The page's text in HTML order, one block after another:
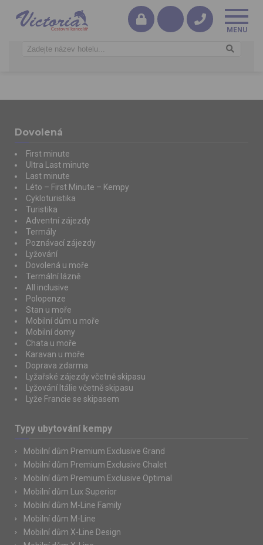
Dovolená
First minute
Ultra Last minute
Last minute
Léto – First Minute – Kempy
Cykloturistika
Turistika
Adventní zájezdy
Termály
Poznávací zájezdy
Lyžování
Dovolená u moře
Termální lázně
All inclusive
Polopenze
Stan u moře
Mobilní dům u moře
Mobilní domy
Chata u moře
Karavan u moře
Doprava zdarma
Lyžařské zájezdy včetně skipasu
Lyžování Itálie včetně skipasu
Lyže Francie se skipasem
Typy ubytování kempy
Mobilní dům Premium Exclusive Grand
Mobilní dům Premium Exclusive Chalet
Mobilní dům Premium Exclusive Optimal
Mobilní dům Lux Superior
Mobilní dům M-Line Family
Mobilní dům M-Line
Mobilní dům X-Line Design